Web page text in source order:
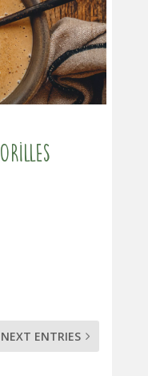
NEXT ENTRIES